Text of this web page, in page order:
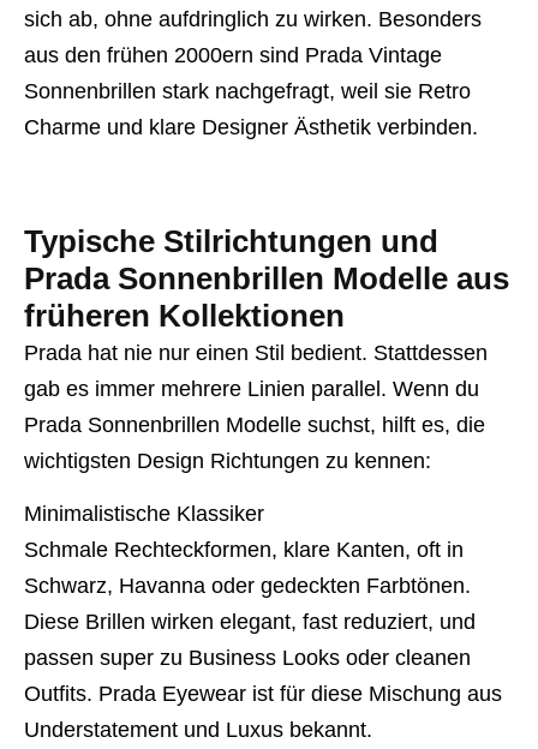
sich ab, ohne aufdringlich zu wirken. Besonders
aus den frühen 2000ern sind Prada Vintage
Sonnenbrillen stark nachgefragt, weil sie Retro
Charme und klare Designer Ästhetik verbinden.
Typische Stilrichtungen und
Prada Sonnenbrillen Modelle aus
früheren Kollektionen
Prada hat nie nur einen Stil bedient. Stattdessen
gab es immer mehrere Linien parallel. Wenn du
Prada Sonnenbrillen Modelle suchst, hilft es, die
wichtigsten Design Richtungen zu kennen:
Minimalistische Klassiker
Schmale Rechteckformen, klare Kanten, oft in
Schwarz, Havanna oder gedeckten Farbtönen.
Diese Brillen wirken elegant, fast reduziert, und
passen super zu Business Looks oder cleanen
Outfits. Prada Eyewear ist für diese Mischung aus
Understatement und Luxus bekannt.